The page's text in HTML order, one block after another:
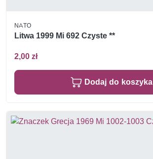
NATO
Litwa 1999 Mi 692 Czyste **
2,00 zł
Dodaj do koszyka